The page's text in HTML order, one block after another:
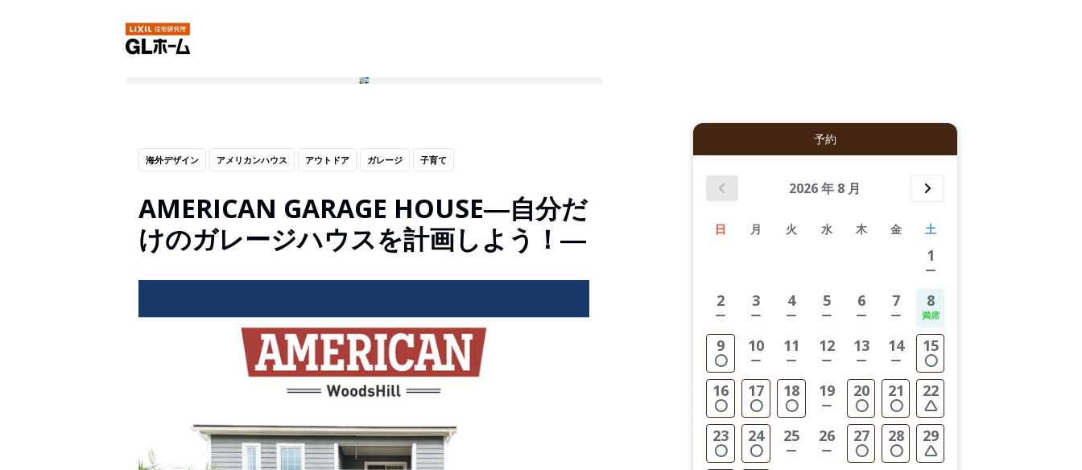
海外デザイン アメリカンハウス アウトドア ガレージ 子育て
AMERICAN GARAGE HOUSE―自分だ
けのガレージハウスを計画しよう！―
予約
2026年 8 月
日 月 火 水 木 金 土
1
2 3 4 5 6 7 8
9 10 11 12 13 14 15
16 17 18 19 20 21 22
23 24 25 26 27 28 29